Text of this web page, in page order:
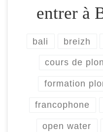
entrer à
bali breizh
cours de
formation
francophone
open water